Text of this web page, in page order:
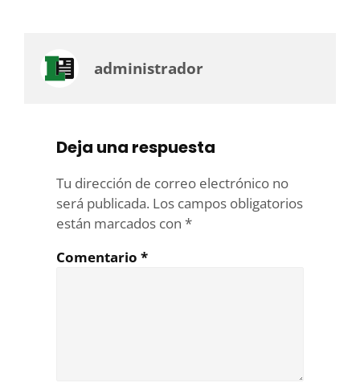
administrador
Deja una respuesta
Tu dirección de correo electrónico no
será publicada. Los campos obligatorios
están marcados con *
Comentario *